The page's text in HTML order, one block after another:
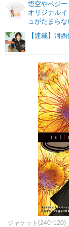
悟空やベジ
オリジナル
ュがたまらな
【連載】河
ジャケット